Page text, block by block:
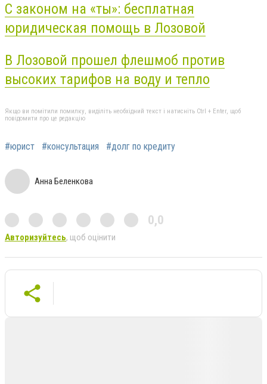
С законом на «ты»: бесплатная
юридическая помощь в Лозовой
В Лозовой прошел флешмоб против
высоких тарифов на воду и тепло
Якщо ви помітили помилку, виділіть необхідний текст і натисніть Ctrl + Enter, щоб
повідомити про це редакцію
#юрист #консультация #долг по кредиту
Анна Беленкова
0,0
Авторизуйтесь, щоб оцінити